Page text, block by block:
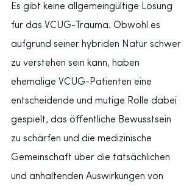
Es gibt keine allgemeingültige Lösung
für das VCUG-Trauma. Obwohl es
aufgrund seiner hybriden Natur schwer
zu verstehen sein kann, haben
ehemalige VCUG-Patienten eine
entscheidende und mutige Rolle dabei
gespielt, das öffentliche Bewusstsein
zu schärfen und die medizinische
Gemeinschaft über die tatsächlichen
und anhaltenden Auswirkungen von